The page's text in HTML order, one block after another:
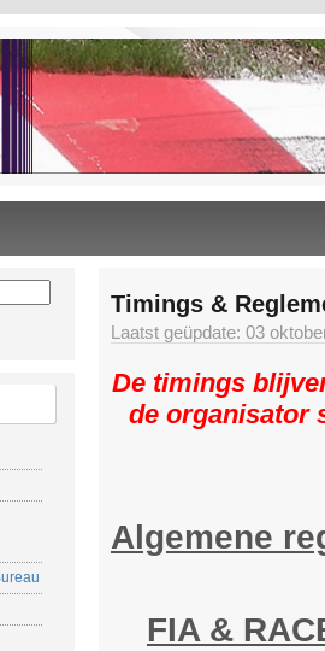
Timings &
Laatst geüpdate: 03
De timings
de organisator
Algemene
FIA &